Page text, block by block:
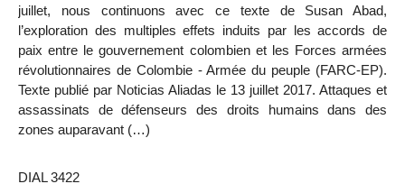
juillet, nous continuons avec ce texte de Susan Abad,
l’exploration des multiples effets induits par les accords de
paix entre le gouvernement colombien et les Forces armées
révolutionnaires de Colombie - Armée du peuple (FARC-EP).
Texte publié par Noticias Aliadas le 13 juillet 2017. Attaques et
assassinats de défenseurs des droits humains dans des
zones auparavant (…)
DIAL 3422